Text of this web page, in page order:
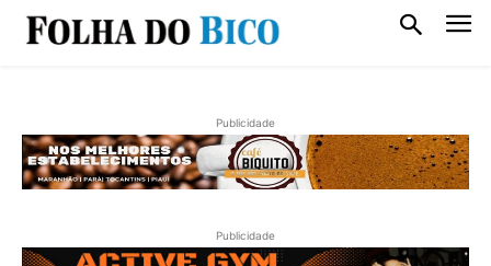
Publicidade
Publicidade